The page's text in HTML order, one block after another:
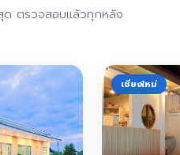
ด ตรวจสอบแล้วทุกหลัง
เชียงใหม่